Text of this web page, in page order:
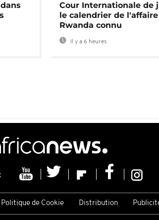
Cour Internationale de
le calendrier de l'affaire
Rwanda connu
Il y a 6 heures
Politique de Cookie Distribution